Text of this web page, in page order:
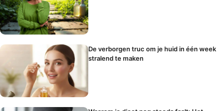
De verborgen truc om je huid in één week
stralend te maken